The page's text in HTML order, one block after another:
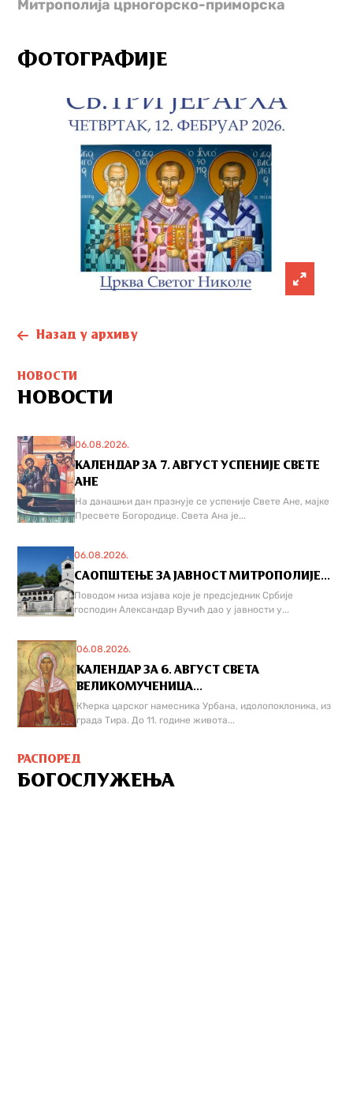
Митрополија црногорско-приморска
ФОТОГРАФИЈЕ
Назад у архиву
НОВОСТИ
НОВОСТИ
06.08.2026.
КАЛЕНДАР ЗА 7. АВГУСТ УСПЕНИЈЕ СВЕТЕ
АНЕ
На данашњи дан празнује се успеније Свете Ане, мајке
Пресвете Богородице. Света Ана је...
06.08.2026.
САОПШТЕЊЕ ЗА ЈАВНОСТ МИТРОПОЛИЈЕ...
Поводом низа изјава које је предсједник Србије
господин Александар Вучић дао у јавности у...
06.08.2026.
КАЛЕНДАР ЗА 6. АВГУСТ СВЕТА
ВЕЛИКОМУЧЕНИЦА...
Кћерка царског намесника Урбана, идолопоклоника, из
града Тира. До 11. године живота...
РАСПОРЕД
БОГОСЛУЖЕЊА